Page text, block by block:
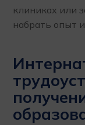
клиниках или
набрать опыт